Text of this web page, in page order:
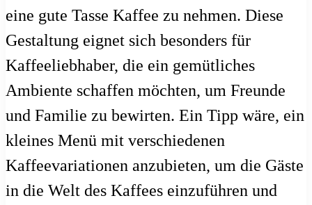
eine gute Tasse Kaffee zu nehmen. Diese
Gestaltung eignet sich besonders für
Kaffeeliebhaber, die ein gemütliches
Ambiente schaffen möchten, um Freunde
und Familie zu bewirten. Ein Tipp wäre, ein
kleines Menü mit verschiedenen
Kaffeevariationen anzubieten, um die Gäste
in die Welt des Kaffees einzuführen und